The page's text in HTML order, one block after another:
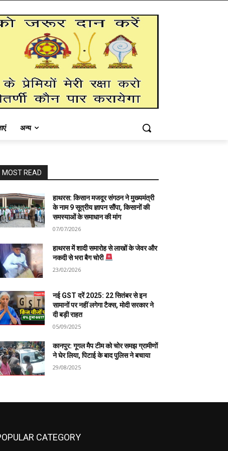
अन्य
MOST READ
हाथरस: किसान मजदूर संगठन ने मुख्यमंत्री
के नाम 9 सूत्रीय ज्ञापन सौंपा, किसानों की
समस्याओं के समाधान की मांग
07/07/2026
हाथरस में शादी समारोह से लाखों के जेवर और
नकदी से भरा बैग चोरी
23/02/2026
नई GST दरें 2025: 22 सितंबर से इन
सामानों पर नहीं लगेगा टैक्स, मोदी सरकार ने
दी बड़ी राहत
05/09/2025
कानपुर: गूगल मैप टीम को चोर समझ ग्रामीणों
ने घेर लिया, पिटाई के बाद पुलिस ने बचाया
29/08/2025
CATEGORY